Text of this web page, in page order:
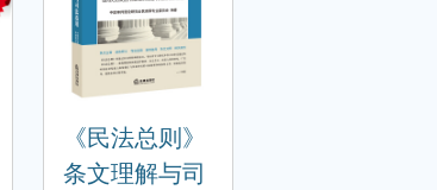
《民法总则》
条文理解与司